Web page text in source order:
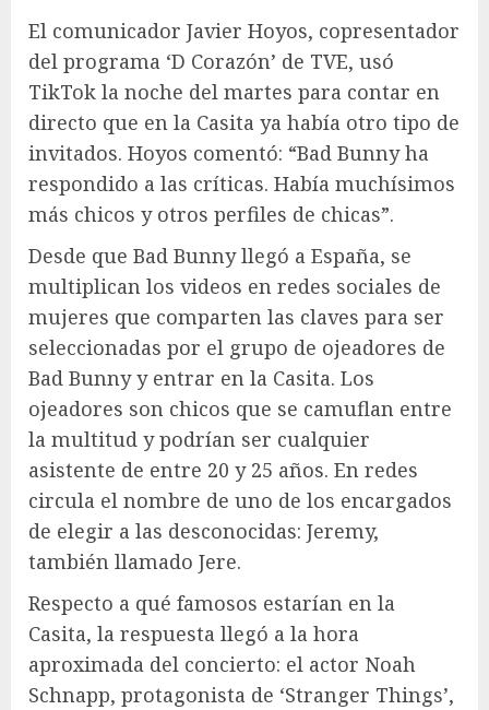
El comunicador Javier Hoyos, copresentador
del programa ‘D Corazón’ de TVE, usó
TikTok la noche del martes para contar en
directo que en la Casita ya había otro tipo de
invitados. Hoyos comentó: “Bad Bunny ha
respondido a las críticas. Había muchísimos
más chicos y otros perfiles de chicas”.
Desde que Bad Bunny llegó a España, se
multiplican los videos en redes sociales de
mujeres que comparten las claves para ser
seleccionadas por el grupo de ojeadores de
Bad Bunny y entrar en la Casita. Los
ojeadores son chicos que se camuflan entre
la multitud y podrían ser cualquier
asistente de entre 20 y 25 años. En redes
circula el nombre de uno de los encargados
de elegir a las desconocidas: Jeremy,
también llamado Jere.
Respecto a qué famosos estarían en la
Casita, la respuesta llegó a la hora
aproximada del concierto: el actor Noah
Schnapp, protagonista de ‘Stranger Things’,